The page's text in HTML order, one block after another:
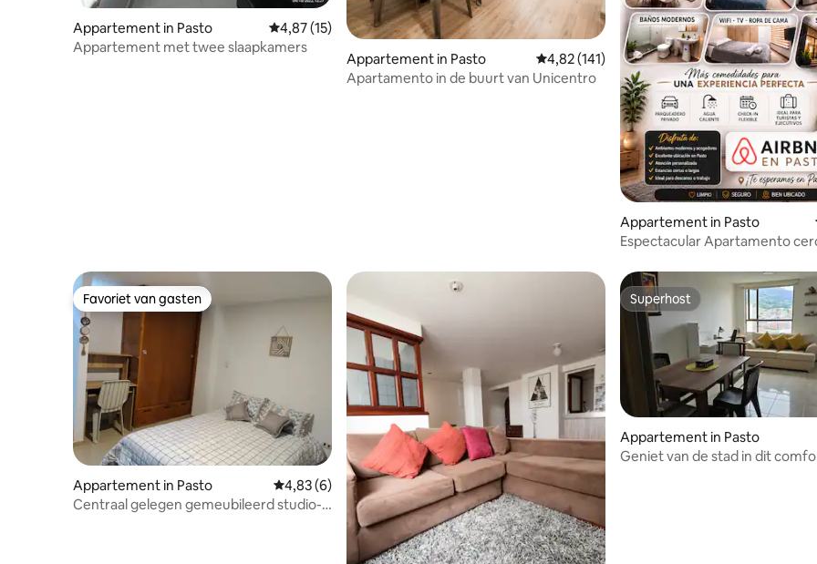
Appartement in Pasto Gemiddelde beoordeling van 4,87 uit 5, 15 recensies
4,87 (15)
Appartement met twee slaapkamers
Appartement in Pasto Gemiddelde beoordeling van 4,82 uit 5, 141
4,82 (141)
Apartamento in de buurt van Unicentro
Appartement in Pasto
Espectacular Apartamento
Favoriet van gasten
Favoriet van gasten
Appartement in Pasto Gemiddelde beoordeling van 4,83 uit 5, 6 recensies
4,83 (6)
Centraal gelegen gemeubileerd studio-
Superhost
Superhost
Appartement in Pasto
Geniet van de stad in dit